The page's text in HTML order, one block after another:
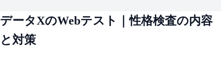
データXのWebテスト｜性格検査の内容
と対策